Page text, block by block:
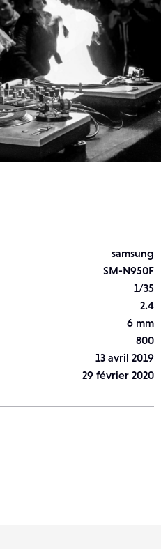
samsung
SM-N950F
1/35
2.4
6 mm
800
13 avril 2019
29 février 2020